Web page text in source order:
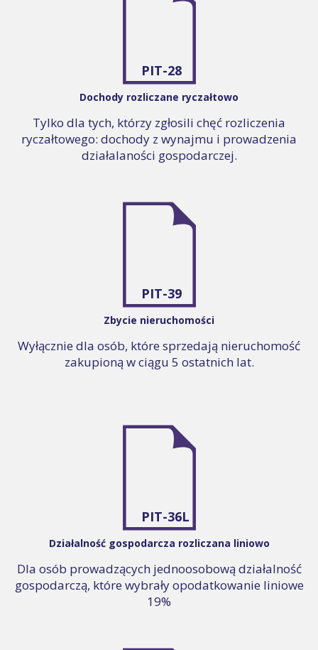
PIT-28
Dochody rozliczane ryczałtowo
Tylko dla tych, którzy zgłosili chęć rozliczenia
ryczałtowego: dochody z wynajmu i prowadzenia
działalaności gospodarczej.
PIT-39
Zbycie nieruchomości
Wyłącznie dla osób, które sprzedają nieruchomość
zakupioną w ciągu 5 ostatnich lat.
PIT-36L
Działalność gospodarcza rozliczana liniowo
Dla osób prowadzących jednoosobową działalność
gospodarczą, które wybrały opodatkowanie liniowe
19%